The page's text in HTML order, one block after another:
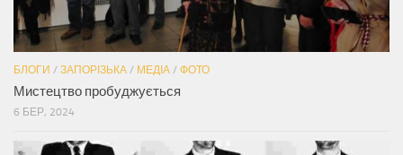
БЛОГИ / ЗАПОРІЗЬКА / МЕДІА / ФОТО
Мистецтво пробуджується
6 БЕР, 2024